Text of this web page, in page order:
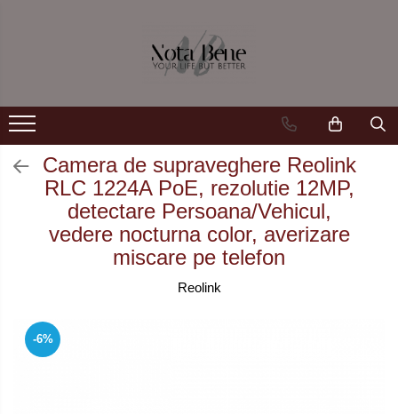
Camera de supraveghere
Conexiune Wi-Fi
Conexiune PoE
Cu baterie
Cu panou solar
Sonerie inteligentă
Unelte si aparate de masura
Telemetre
Teodolite
Accesorii
Sisteme de control al mașinilor
Camera de supraveghere Reolink
RLC 1224A PoE, rezolutie 12MP,
detectare Persoana/Vehicul,
vedere nocturna color, averizare
miscare pe telefon
Reolink
-6%